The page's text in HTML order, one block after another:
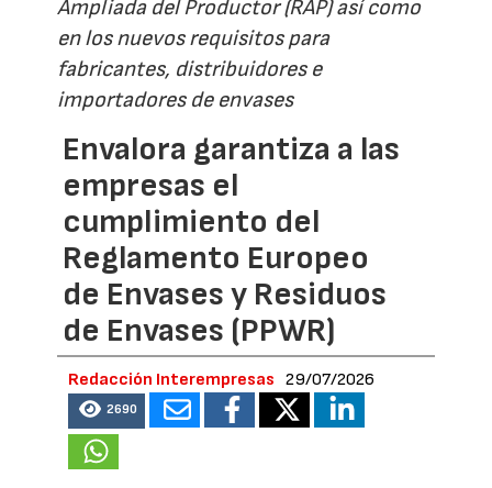
Ampliada del Productor (RAP) así como
en los nuevos requisitos para
fabricantes, distribuidores e
importadores de envases
Envalora garantiza a las
empresas el
cumplimiento del
Reglamento Europeo
de Envases y Residuos
de Envases (PPWR)
Redacción Interempresas 29/07/2026
2690